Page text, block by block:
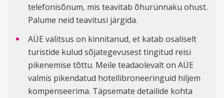
telefonisõnum, mis teavitab õhurünnaku ohust.
Palume neid teavitusi järgida.
AÜE valitsus on kinnitanud, et katab osaliselt
turistide kulud sõjategevusest tingitud reisi
pikenemise tõttu. Meile teadaolevalt on AÜE
valmis pikendatud hotellibroneeringuid hiljem
kompenseerima. Täpsemate detailide kohta